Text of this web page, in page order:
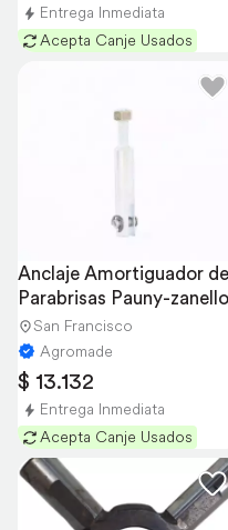
Entrega Inmediata
Acepta Canje Usados
Anclaje Amortiguador de
Parabrisas Pauny-zanello
San Francisco
Agromade
$ 13.132
Entrega Inmediata
Acepta Canje Usados